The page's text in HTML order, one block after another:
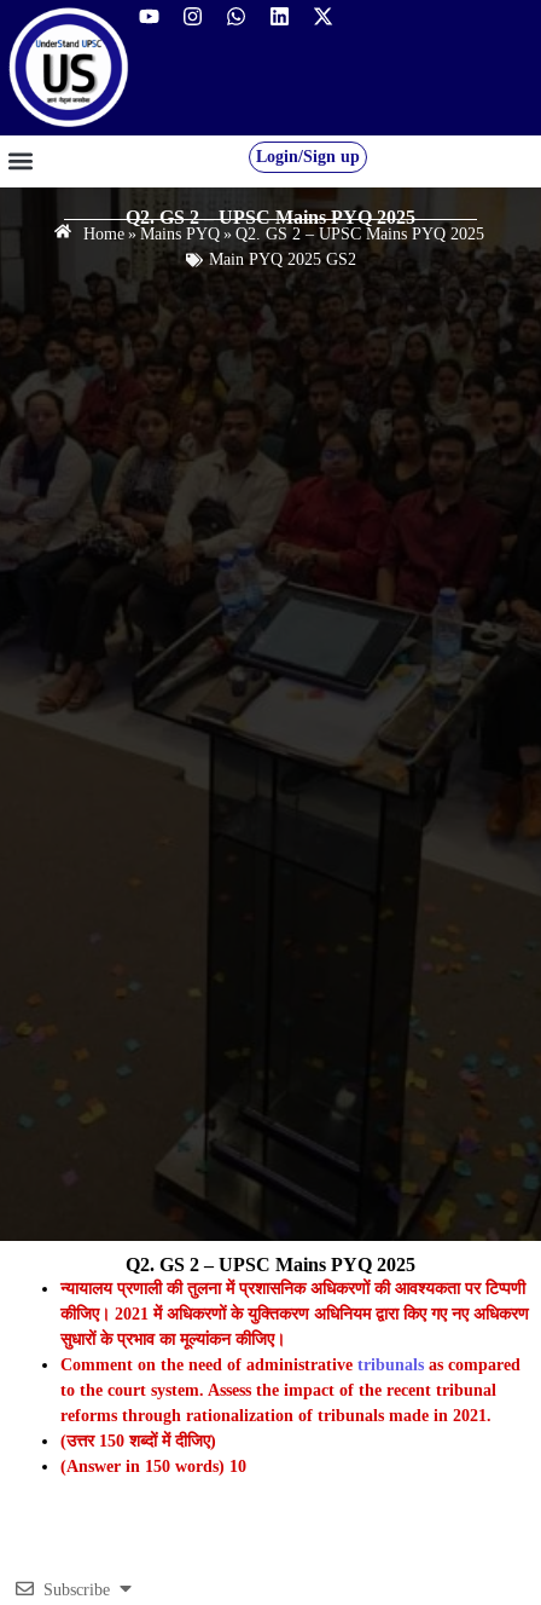
Login/Sign up
Q2. GS 2 – UPSC Mains PYQ 2025
Home » Mains PYQ » Q2. GS 2 – UPSC Mains PYQ 2025
Main PYQ 2025 GS2
न्यायालय प्रणाली की तुलना में प्रशासनिक अधिकरणों की आवश्यकता पर टिप्पणी
कीजिए। 2021 में अधिकरणों के युक्तिकरण अधिनियम द्वारा किए गए नए अधिकरण
सुधारों के प्रभाव का मूल्यांकन कीजिए।
Comment on the need of administrative tribunals as compared
to the court system. Assess the impact of the recent tribunal
reforms through rationalization of tribunals made in 2021.
(उत्तर 150 शब्दों में दीजिए)
(Answer in 150 words) 10
Subscribe
Q2. GS 2 – UPSC Mains PYQ 2025